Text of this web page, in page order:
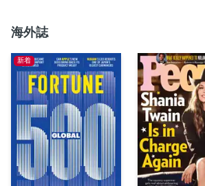
海外誌
新着